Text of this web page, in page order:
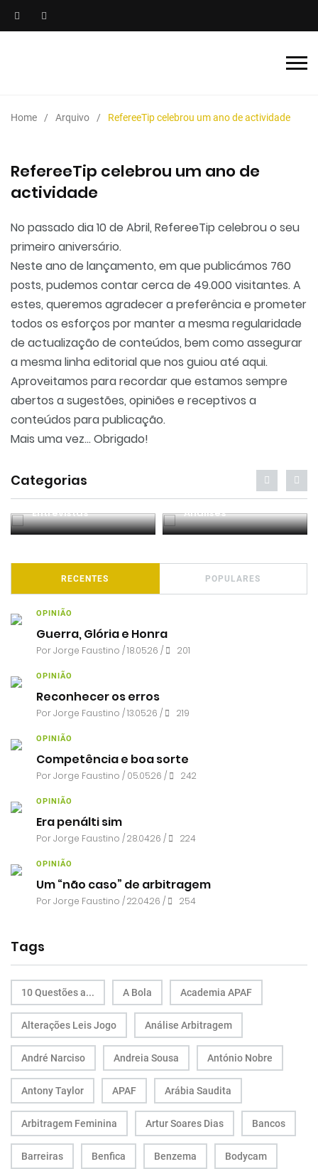
Home Arquivo RefereeTip celebrou um ano de actividade
RefereeTip celebrou um ano de
actividade
No passado dia 10 de Abril, RefereeTip celebrou o seu
primeiro aniversário.
Neste ano de lançamento, em que publicámos 760
posts, pudemos contar cerca de 49.000 visitantes. A
estes, queremos agradecer a preferência e prometer
todos os esforços por manter a mesma regularidade
de actualização de conteúdos, bem como assegurar
a mesma linha editorial que nos guiou até aqui.
Aproveitamos para recordar que estamos sempre
abertos a sugestões, opiniões e receptivos a
conteúdos para publicação.
Mais uma vez... Obrigado!
Categorias
Entrevistas Análises
RECENTES POPULARES
OPINIÃO
Guerra, Glória e Honra
PorJorge Faustino / 18.05.26 / 201
OPINIÃO
Reconhecer os erros
PorJorge Faustino / 13.05.26 / 219
OPINIÃO
Competência e boa sorte
PorJorge Faustino / 05.05.26 / 242
OPINIÃO
Era penálti sim
PorJorge Faustino / 28.04.26 / 224
OPINIÃO
Um “não caso” de arbitragem
PorJorge Faustino / 22.04.26 / 254
Tags
10 Questões a... A Bola Academia APAF
Alterações Leis Jogo Análise Arbitragem
André Narciso Andreia Sousa António Nobre
Antony Taylor APAF Arábia Saudita
Arbitragem Feminina Artur Soares Dias Bancos
Barreiras Benfica Benzema Bodycam